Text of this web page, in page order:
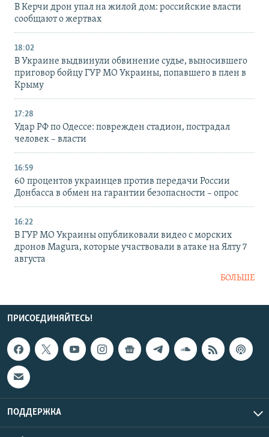
В Керчи дрон упал на жилой дом: российские власти
сообщают о жертвах
18:02
В Украине выдвинули обвинение судье, выносившего
приговор бойцу ГУР МО Украины, попавшего в плен в
Крыму
17:28
Удар РФ по Одессе: поврежден стадион, пострадал
человек – власти
16:59
60 процентов украинцев против передачи России
Донбасса в обмен на гарантии безопасности – опрос
16:22
В ГУР МО Украины опубликовали видео с морских
дронов Magura, которые участвовали в атаке на Ялту 7
августа
БОЛЬШЕ
ПРИСОЕДИНЯЙТЕСЬ!
ПОДДЕРЖКА